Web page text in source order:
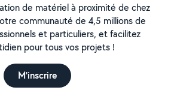
de matériel à proximité de chez
communauté de 4,5 millions de
et particuliers, et facilitez
pour tous vos projets !
M'inscrire